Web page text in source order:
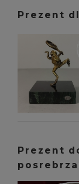
Prezent
Prezent